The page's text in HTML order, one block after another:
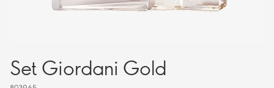
Set Giordani Gold